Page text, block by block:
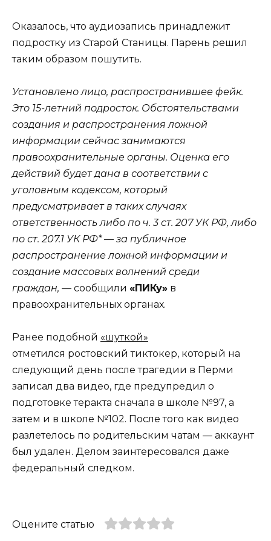
Оказалось, что аудиозапись принадлежит
подростку из Старой Станицы. Парень решил
таким образом пошутить.
Установлено лицо, распространившее фейк.
Это 15-летний подросток. Обстоятельствами
создания и распространения ложной
информации сейчас занимаются
правоохранительные органы. Оценка его
действий будет дана в соответствии с
уголовным кодексом, который
предусматривает в таких случаях
ответственность либо по ч. 3 ст. 207 УК РФ, либо
по ст. 207.1 УК РФ* — за публичное
распространение ложной информации и
создание массовых волнений среди
граждан, — сообщили «ПИКу» в
правоохранительных органах.
Ранее подобной «шуткой»
отметился ростовский тиктокер, который на
следующий день после трагедии в Перми
записал два видео, где предупредил о
подготовке теракта сначала в школе №97, а
затем и в школе №102. После того как видео
разлетелось по родительским чатам — аккаунт
был удален. Делом заинтересовался даже
федеральный следком.
Оцените статью